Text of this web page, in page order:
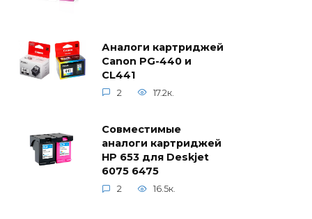
Аналоги картриджей
Canon PG-440 и
CL441
2 17.2к.
Совместимые
аналоги картриджей
HP 653 для Deskjet
6075 6475
2 16.5к.